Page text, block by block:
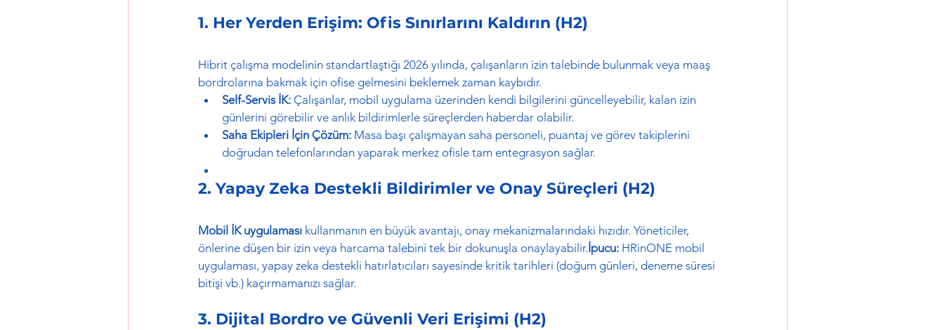
1. Her Yerden Erişim: Ofis Sınırlarını Kaldırın (H2)
Hibrit çalışma modelinin standartlaştığı 2026 yılında, çalışanların izin talebinde bulunmak veya maaş
bordrolarına bakmak için ofise gelmesini beklemek zaman kaybıdır.
Self-Servis İK: Çalışanlar, mobil uygulama üzerinden kendi bilgilerini güncelleyebilir, kalan izin
günlerini görebilir ve anlık bildirimlerle süreçlerden haberdar olabilir.
Saha Ekipleri İçin Çözüm: Masa başı çalışmayan saha personeli, puantaj ve görev takiplerini
doğrudan telefonlarından yaparak merkez ofisle tam entegrasyon sağlar.
2. Yapay Zeka Destekli Bildirimler ve Onay Süreçleri (H2)
Mobil İK uygulaması kullanmanın en büyük avantajı, onay mekanizmalarındaki hızıdır. Yöneticiler,
önlerine düşen bir izin veya harcama talebini tek bir dokunuşla onaylayabilir.İpucu: HRinONE mobil
uygulaması, yapay zeka destekli hatırlatıcıları sayesinde kritik tarihleri (doğum günleri, deneme süresi
bitişi vb.) kaçırmamanızı sağlar.
3. Dijital Bordro ve Güvenli Veri Erişimi (H2)